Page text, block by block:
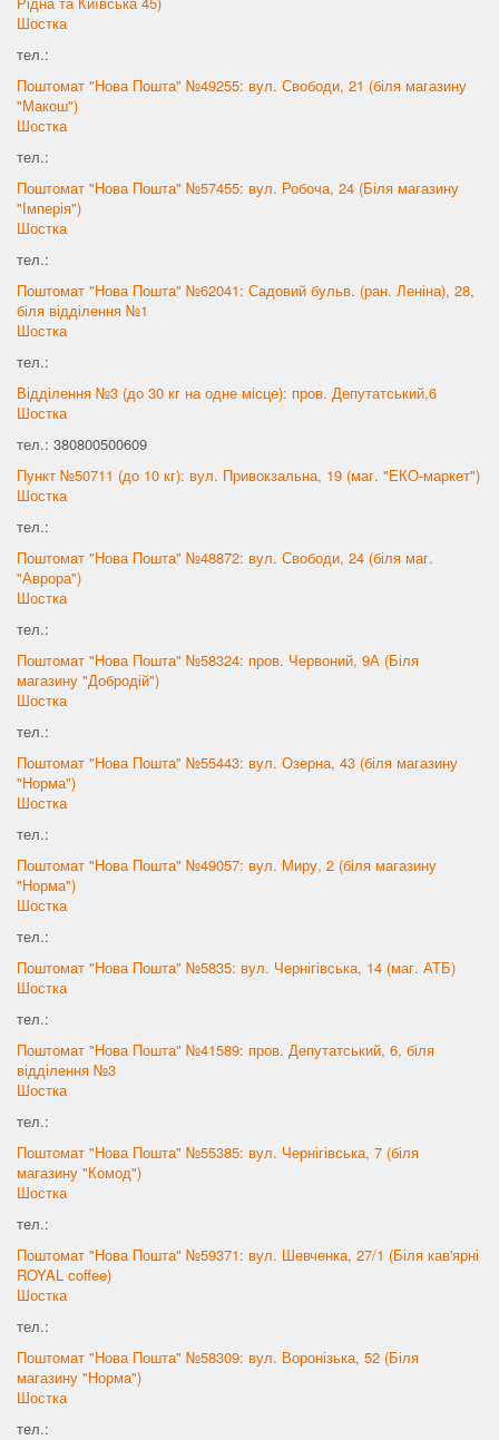
Шостка
тел.:
Поштомат "Нова Пошта" №49255: вул. Свободи, 21 (біля магазину
"Макош")
Шостка
тел.:
Поштомат "Нова Пошта" №57455: вул. Робоча, 24 (Біля магазину
"Імперія")
Шостка
тел.:
Поштомат "Нова Пошта" №62041: Садовий бульв. (ран. Леніна), 28,
біля відділення №1
Шостка
тел.:
Відділення №3 (до 30 кг на одне місце): пров. Депутатський,6
Шостка
тел.: 380800500609
Пункт №50711 (до 10 кг): вул. Привокзальна, 19 (маг. "ЕКО-маркет")
Шостка
тел.:
Поштомат "Нова Пошта" №48872: вул. Свободи, 24 (біля маг.
"Аврора")
Шостка
тел.:
Поштомат "Нова Пошта" №58324: пров. Червоний, 9А (Біля
магазину "Добродій")
Шостка
тел.:
Поштомат "Нова Пошта" №55443: вул. Озерна, 43 (біля магазину
"Норма")
Шостка
тел.:
Поштомат "Нова Пошта" №49057: вул. Миру, 2 (біля магазину
"Норма")
Шостка
тел.:
Поштомат "Нова Пошта" №5835: вул. Чернігівська, 14 (маг. АТБ)
Шостка
тел.:
Поштомат "Нова Пошта" №41589: пров. Депутатський, 6, біля
відділення №3
Шостка
тел.:
Поштомат "Нова Пошта" №55385: вул. Чернігівська, 7 (біля
магазину "Комод")
Шостка
тел.:
Поштомат "Нова Пошта" №59371: вул. Шевченка, 27/1 (Біля кав'ярні
ROYAL coffee)
Шостка
тел.:
Поштомат "Нова Пошта" №58309: вул. Воронізька, 52 (Біля
магазину "Норма")
Шостка
тел.: